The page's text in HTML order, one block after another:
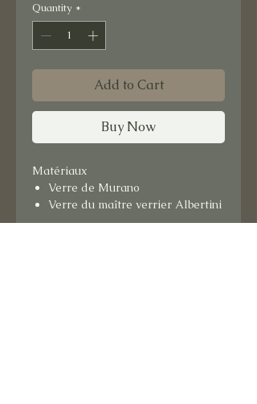
Quantity *
Add to Cart
Buy Now
Matériaux
Verre de Murano
Verre du maître verrier Albertini